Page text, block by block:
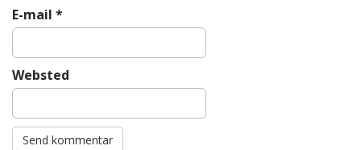
E-mail *
Websted